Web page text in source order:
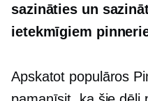
sazināties un
ietekmīgiem
Apskatot populāros